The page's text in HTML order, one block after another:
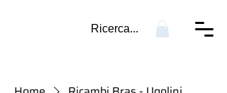
Ricerca...